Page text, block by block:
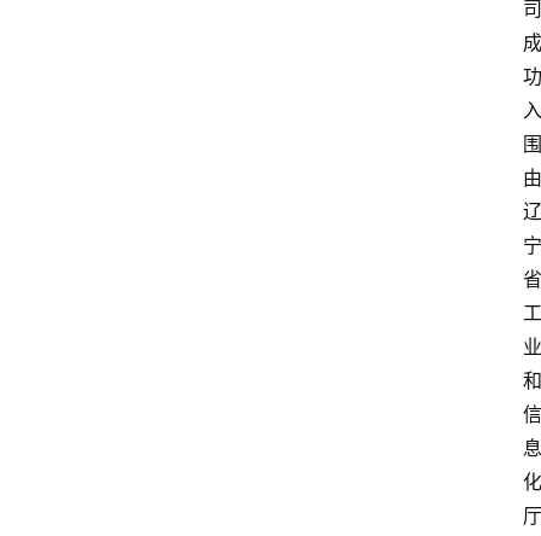
司
成
功
入
围
由
辽
宁
省
工
业
和
信
息
化
厅